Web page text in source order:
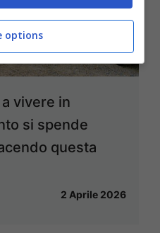
vivere in
si spende
questa
2 Aprile 2026
options